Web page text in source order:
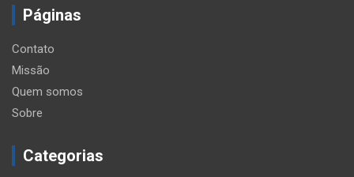
Páginas
Contato
Missão
Quem somos
Sobre
Categorias